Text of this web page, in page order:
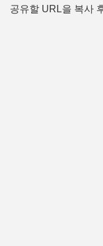
공유할 URL을 복사